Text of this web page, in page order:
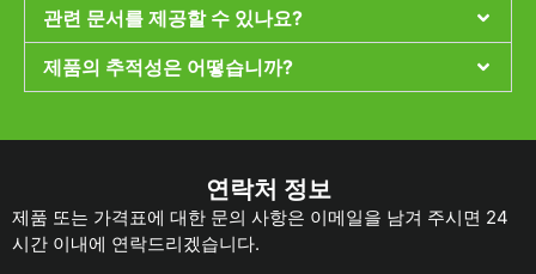
관련 문서를 제공할 수 있나요?
제품의 추적성은 어떻습니까?
연락처 정보
제품 또는 가격표에 대한 문의 사항은 이메일을 남겨 주시면 24
시간 이내에 연락드리겠습니다.